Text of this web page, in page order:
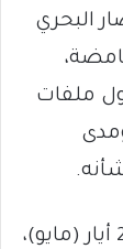
البحري
ملفات
وسرعان ما تبددت أجواء التهدئة. ففي 25 أيار (مايو)،